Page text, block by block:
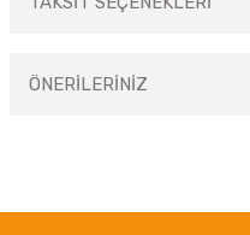
ÖNERİLERİNİZ
Görüş ve önerileriniz için